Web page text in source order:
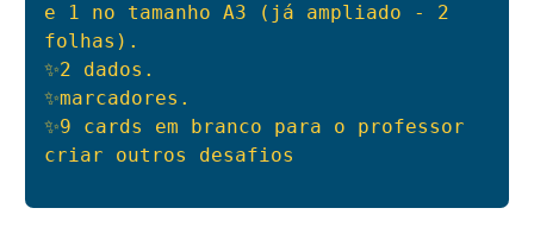
e 1 no tamanho A3 (já ampliado - 2
folhas).
✨2 dados.
✨marcadores.
✨9 cards em branco para o professor
criar outros desafios